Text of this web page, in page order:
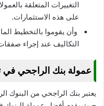
التغييرات المتعلقة
على هذه الاستثمارات.
وأن يقوموا بالتخطيط
التكاليف عند إجراء
عمولة بنك الراجحي في
يعتبر بنك الراجحي من البنوك